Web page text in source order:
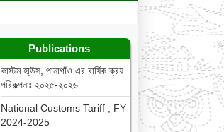
Publications
কাস্টম হা্উস, পানাগাঁও এর বার্ষিক ক্রয়
পরিকল্পনাঃ ২০২৫-২০২৬
National Customs Tariff , FY-
2024-2025